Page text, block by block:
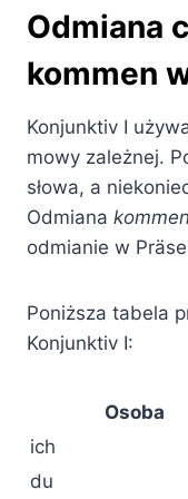
Odmiana
kommen
Konjunktiv I
mowy zależnej.
słowa, a
Odmiana kommen
odmianie w
Poniższa tabela
Konjunktiv I:
Osoba
ich
du